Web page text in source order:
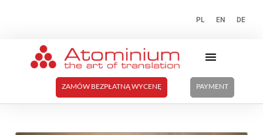
PL EN DE
ZAMÓW BEZPŁATNĄ WYCENĘ PAYMENT